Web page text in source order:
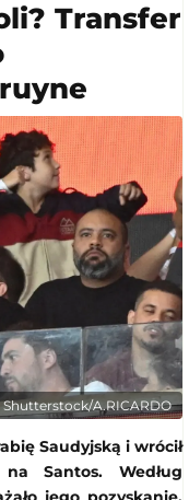
Transfer
Shutterstock/A.RICARDO
Saudyjską i wrócił
Santos. Według